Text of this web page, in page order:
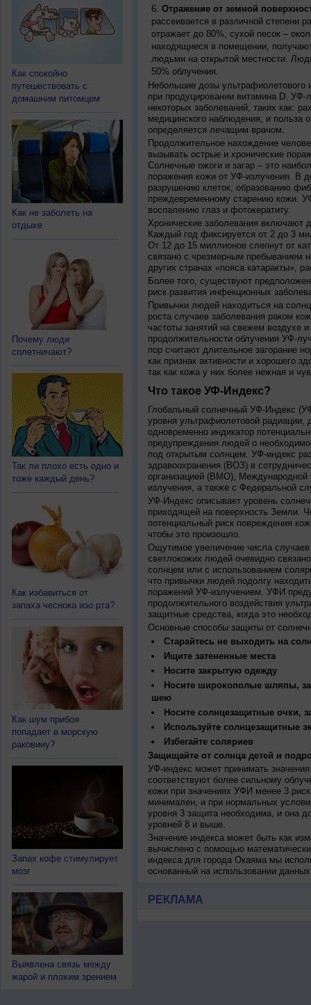
Как спокойно
путешествовать с
домашним питомцем
Как не заболеть на
отдыхе
Почему люди
сплетничают?
Так ли плохо есть одно и
тоже каждый день?
Как избавиться от
запаха чеснока изо рта?
Как шум прибоя
попадает в морскую
раковину?
Запах кофе стимулирует
мозг
Выявлена связь между
жарой и плохим зрением
Отражение от земной
рассеивается в различной степени
отражает до 80%, сухой песок –
находящиеся в помещении,
людьми на открытой местности.
50% облучения.
Небольшие дозы ультрафиолетового
при продуцировании витамина D.
некоторых заболеваний, таких как:
медицинского наблюдения, и польза
определяется лечащим врачом.
Продолжительное нахождение
вызывать острые и хронические
Солнечные ожоги и загар – это
поражения кожи от УФ-излучения. В
разрушению клеток, образованию
преждевременному старению кожи.
воспалению глаз и фотокератиту.
Хронические заболевания включают
Каждый год фиксируется от 2 до 3
От 12 до 15 миллионов слепнут от
связано с чрезмерным пребыванием
других странах «пояса катаракты»,
Более того, существуют
риск развития инфекционных
Привычки людей находиться на
роста случаев заболевания раком
частоты занятий на свежем воздухе
продолжительности облучения УФ-
пор считают длительное загорание
как признак активности и хорошего
так как кожа у них более нежная и
Что такое УФ-Индекс?
Глобальный солнечный УФ-Индекс
уровня ультрафиолетовой
одновременно индикатор
предупреждения людей о
под открытым солнцем. УФ-индекс
здравоохранения (ВОЗ) в
организацией (ВМО), Международной
излучения, а также с Федеральной
УФ-Индекс описывает уровень
приходящей на поверхность Земли.
потенциальный риск повреждения
чтобы это произошло.
Ощутимое увеличение числа
светлокожих людей очевидно
солнцем или с использованием
что привычки людей подолгу
поражений УФ-излучением. УФИ
продолжительного воздействия
защитные средства, когда это
Основные способы защиты от
Старайтесь не выходить на
Ищите затененные места
Носите закрытую одежду
Носите широкополые шляпы,
шею
Носите солнцезащитные очки,
Используйте солнцезащитные
Избегайте соляриев
Защищайте от солнца детей и
УФ-индекс может принимать
соответствуют более сильному
кожи при значениях УФИ менее 3
минимален, и при нормальных
уровня 3 защита необходима, и она
уровней 8 и выше.
Значение индекса может быть как
вычислено с помощью
индекса для города Окаяма мы
основанный на использовании
РЕКЛАМА